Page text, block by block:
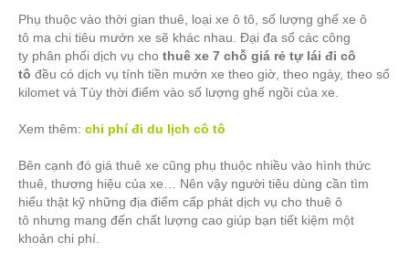
Phụ thuộc vào thời gian thuê, loại xe ô tô, số lượng ghế xe ô
tô ma chi tiêu mướn xe sẽ khác nhau. Đại đa số các công
ty phân phối dịch vụ cho thuê xe 7 chỗ giá rẻ tự lái đi cô
tô đều có dịch vụ tính tiền mướn xe theo giờ, theo ngày, theo số
kilomet và Tùy thời điểm vào số lượng ghế ngồi của xe.
Xem thêm: chi phí đi du lịch cô tô
Bên cạnh đó giá thuê xe cũng phụ thuộc nhiều vào hình thức
thuê, thương hiệu của xe… Nên vậy người tiêu dùng cần tìm
hiểu thật kỹ những địa điểm cấp phát dịch vụ cho thuê ô
tô nhưng mang đến chất lượng cao giúp bạn tiết kiệm một
khoản chi phí.